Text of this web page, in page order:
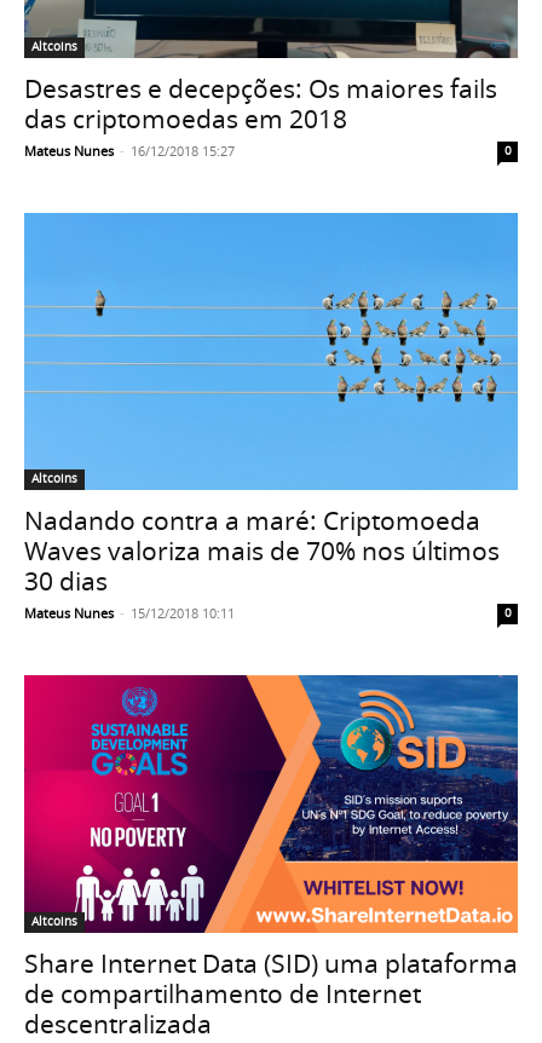
Altcoins
Desastres e decepções: Os maiores fails
das criptomoedas em 2018
Mateus Nunes - 16/12/2018 15:27 0
Altcoins
Nadando contra a maré: Criptomoeda
Waves valoriza mais de 70% nos últimos
30 dias
Mateus Nunes - 15/12/2018 10:11 0
Altcoins
Share Internet Data (SID) uma plataforma
de compartilhamento de Internet
descentralizada